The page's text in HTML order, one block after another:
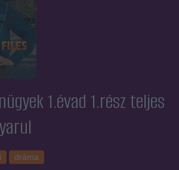
1.évad 1.rész teljes
dráma